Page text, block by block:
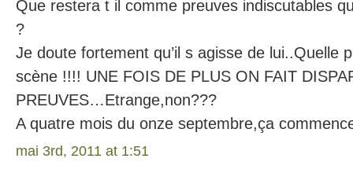
Que restera t il comme preuves indiscutables
?
Je doute fortement qu’il s agisse de lui..Quelle
scène !!!! UNE FOIS DE PLUS ON FAIT
PREUVES…Etrange,non???
A quatre mois du onze septembre,ça
mai 3rd, 2011 at 1:51